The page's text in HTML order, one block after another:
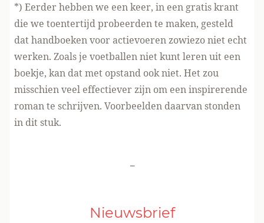
*) Eerder hebben we een keer, in een gratis krant
die we toentertijd probeerden te maken, gesteld
dat handboeken voor actievoeren zowiezo niet echt
werken. Zoals je voetballen niet kunt leren uit een
boekje, kan dat met opstand ook niet. Het zou
misschien veel effectiever zijn om een inspirerende
roman te schrijven. Voorbeelden daarvanstonden
in dit stuk.
-
Nieuwsbrief